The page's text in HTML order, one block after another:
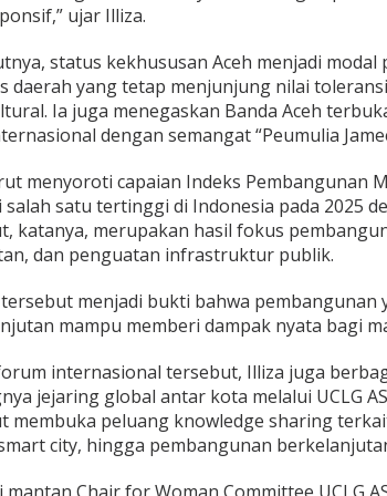
ujar Illiza.
status kekhususan Aceh menjadi
daerah yang tetap menjunjung nilai
Ia juga menegaskan Banda Aceh
dengan semangat “Peumulia
menyoroti capaian Indeks Pembangunan
salah satu tertinggi di Indonesia pada 2025
katanya, merupakan hasil fokus
dan penguatan infrastruktur publik.
tersebut menjadi bukti bahwa pembangunan
mampu memberi dampak nyata bagi
internasional tersebut, Illiza juga
jejaring global antar kota melalui UCLG
membuka peluang knowledge sharing
city, hingga pembangunan